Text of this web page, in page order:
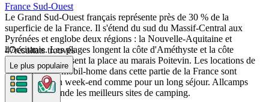
France Sud-Ouest
Le Grand Sud-Ouest français représente près de 30 % de la
superficie de la France. Il s'étend du sud du Massif-Central aux
Pyrénées et englobe deux régions : la Nouvelle-Aquitaine et
l'Occitanie. Les plages longent la côte d'Améthyste et la côte
d'Argent puis laissent la place au marais Poitevin. Les locations de
vacances avec mobil-home dans cette partie de la France sont
idéales pour un week-end comme pour un long séjour. Allcamps
vous recommande les meilleurs sites de camping.
47résultats trouvés
Le plus populaire